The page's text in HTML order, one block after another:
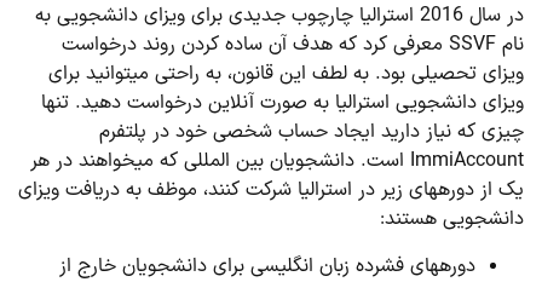
در سال 2016 استرالیا چارچوب جدیدی برای ویزای دانشجویی به
نام SSVF معرفی کرد که هدف آن ساده کردن روند درخواست
ویزای تحصیلی بود. به لطف این قانون، به راحتی می­توانید برای
ویزای دانشجویی استرالیا به صورت آنلاین درخواست دهید. تنها
چیزی که نیاز دارید ایجاد حساب شخصی خود در پلتفرم
ImmiAccount است. دانشجویان بین ­المللی که می­خواهند در هر
یک از دوره­های زیر در استرالیا شرکت کنند، موظف به دریافت ویزای
دانشجویی هستند:
دوره­های فشرده زبان انگلیسی برای دانشجویان خارج از